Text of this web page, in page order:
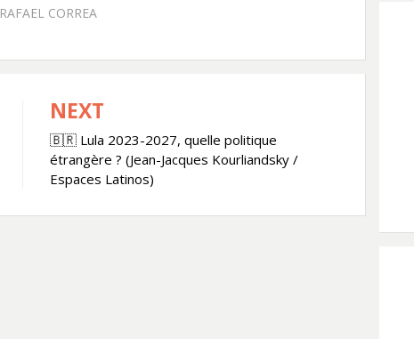
RAFAEL CORREA
NEXT
🇧🇷 Lula 2023-2027, quelle politique
étrangère ? (Jean-Jacques Kourliandsky /
Espaces Latinos)